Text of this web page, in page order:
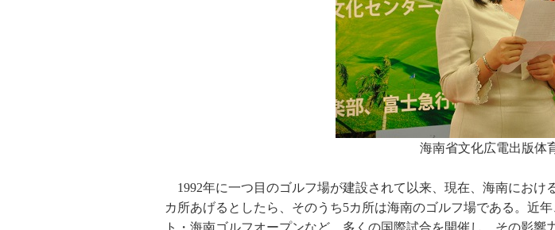
海南省文化広電出版体
1992年に一つ目のゴルフ場が建設されて以来、現在、海南にお
カ所あげるとしたら、そのうち5カ所は海南のゴルフ場である。近
ト・海南ゴルフオープンなど、多くの国際試合を開催し、その影